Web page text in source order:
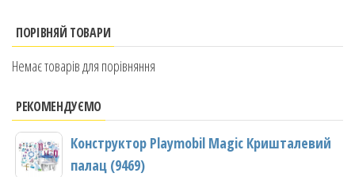
ПОРІВНЯЙ ТОВАРИ
Немає товарів для порівняння
РЕКОМЕНДУЄМО
Конструктор Playmobil Magic Кришталевий
палац (9469)